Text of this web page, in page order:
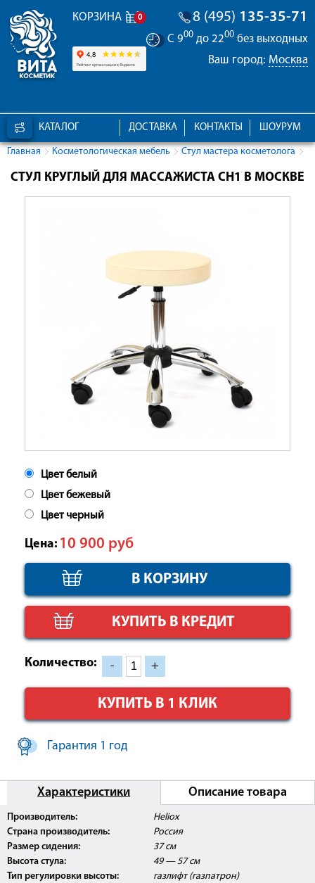
КОРЗИНА 0 8 (495) 135-35-71
С 900 до 2200 без выходных
Ваш город: Москва
КАТАЛОГ ШОУРУМ
КОНТАКТЫ
ДОСТАВКА
Главная Косметологическая мебель Стул мастера косметолога
СТУЛ КРУГЛЫЙ ДЛЯ МАССАЖИСТА CH1 В МОСКВЕ
Цвет белый
Цвет бежевый
Цвет черный
Цена: 10 900 руб
КУПИТЬ В КРЕДИТ
Количество: - +
КУПИТЬ В 1 КЛИК
Гарантия 1 год
Характеристики Описание товара
Производитель:
Heliox
Страна производитель:
Россия
Размер сидения:
37 см
Высота стула:
49 — 57 см
Тип регулировки высоты:
газлифт (газпатрон)
Данное изделие поставляется с
Регистрационным Удостоверением Росздравнадзора РФ.